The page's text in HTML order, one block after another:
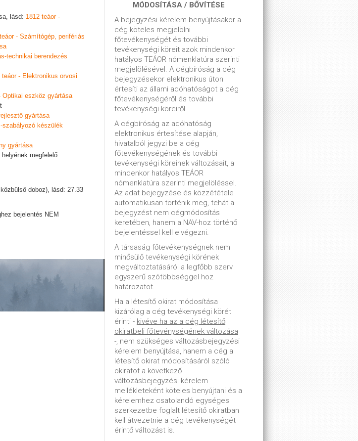
lásd: 1812 teáor -
- Számítógép, perifériás
technikai berendezés
teáor - Elektronikus orvosi
Optikai eszköz gyártása
gyártása
szabályozó készülék
gyártása
megfelelő
doboz), lásd: 27.33
bejelentés NEM
MÓDOSÍTÁSA / BŐVÍTÉSE
A bejegyzési kérelem benyújtásakor a
cég köteles megjelölni
főtevékenységét és további
tevékenységi köreit azok mindenkor
hatályos TEÁOR nómenklatúra szerinti
megjelölésével. A cégbíróság a cég
bejegyzésekor elektronikus úton
értesíti az állami adóhatóságot a cég
főtevékenységéről és további
tevékenységi köreiről.
A cégbíróság az adóhatóság
elektronikus értesítése alapján,
hivatalból jegyzi be a cég
főtevékenységének és további
tevékenységi köreinek változásait, a
mindenkor hatályos TEÁOR
nómenklatúra szerinti megjelöléssel.
Az adat bejegyzése és közzététele
automatikusan történik meg, tehát a
bejegyzést nem cégmódosítás
keretében, hanem a NAV-hoz történő
bejelentéssel kell elvégezni.
A társaság főtevékenységnek nem
minősülő tevékenységi körének
megváltoztatásáról a legfőbb szerv
egyszerű szótöbbséggel hoz
határozatot.
Ha a létesítő okirat módosítása
kizárólag a cég tevékenységi körét
érinti - kivéve ha az a cég létesítő
okiratbeli főtevénységének változása
-, nem szükséges változásbejegyzési
kérelem benyújtása, hanem a cég a
létesítő okirat módosításáról szóló
okiratot a következő
változásbejegyzési kérelem
mellékleteként köteles benyújtani és a
kérelemhez csatolandó egységes
szerkezetbe foglalt létesítő okiratban
kell átvezetnie a cég tevékenységét
érintő változást is.